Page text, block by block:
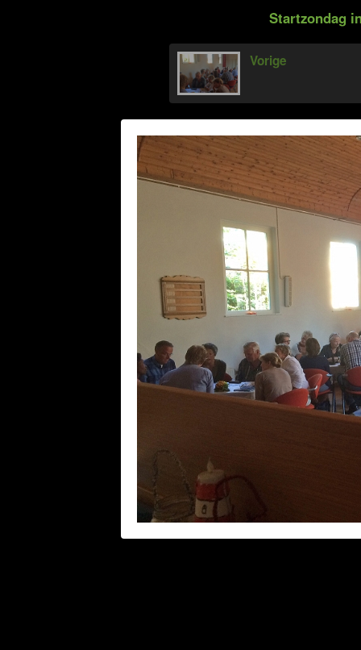
Startzondag
Vorige